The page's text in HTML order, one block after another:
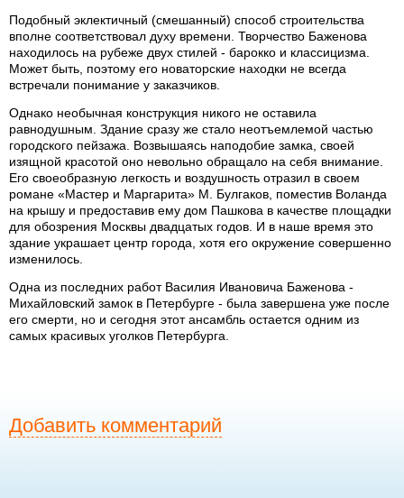
Подобный эклектичный (смешанный) способ строительства
вполне соответствовал духу времени. Творчество Баженова
находилось на рубеже двух стилей - барокко и классицизма.
Может быть, поэтому его новаторские находки не всегда
встречали понимание у заказчиков.
Однако необычная конструкция никого не оставила
равнодушным. Здание сразу же стало неотъемлемой частью
городского пейзажа. Возвышаясь наподобие замка, своей
изящной красотой оно невольно обращало на себя внимание.
Его своеобразную легкость и воздушность отразил в своем
романе «Мастер и Маргарита» М. Булгаков, поместив Воланда
на крышу и предоставив ему дом Пашкова в качестве площадки
для обозрения Москвы двадцатых годов. И в наше время это
здание украшает центр города, хотя его окружение совершенно
изменилось.
Одна из последних работ Василия Ивановича Баженова -
Михайловский замок в Петербурге - была завершена уже после
его смерти, но и сегодня этот ансамбль остается одним из
самых красивых уголков Петербурга.
Добавить комментарий